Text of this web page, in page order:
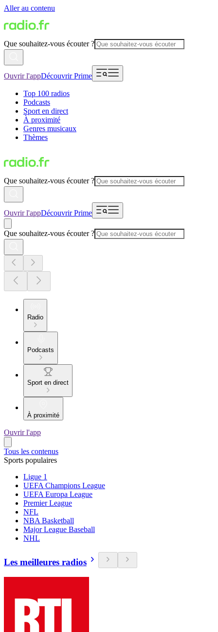
Aller au contenu
Que souhaitez-vous écouter ?
Ouvrir l'appDécouvrir Prime
Top 100 radios
Podcasts
Sport en direct
À proximité
Genres musicaux
Thèmes
Que souhaitez-vous écouter ?
Ouvrir l'appDécouvrir Prime
Que souhaitez-vous écouter ?
Radio
Podcasts
Sport en direct
À proximité
Ouvrir l'app
Tous les contenus
Sports populaires
Ligue 1
UEFA Champions League
UEFA Europa League
Premier League
NFL
NBA Basketball
Major League Baseball
NHL
Les meilleures radios